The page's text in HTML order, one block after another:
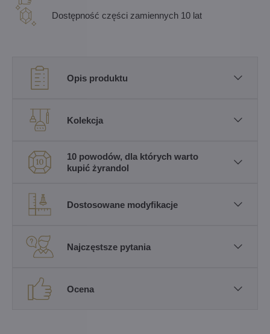
Dostępność części zamiennych 10 lat
Opis produktu
Kolekcja
10 powodów, dla których warto
kupić żyrandol
Dostosowane modyfikacje
Najczęstsze pytania
Ocena